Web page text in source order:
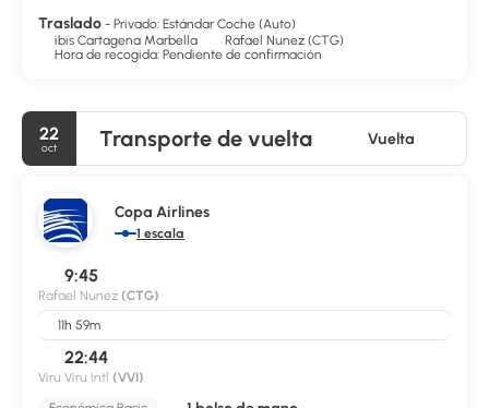
Traslado - Privado: Estándar Coche (Auto)
ibis Cartagena Marbella
Rafael Nunez (CTG)
Hora de recogida: Pendiente de confirmación
22
oct Transporte de vuelta Vuelta
Copa Airlines
1 escala
9:45
Rafael Nunez (CTG)
11h 59m
22:44
Viru Viru Intl (VVI)